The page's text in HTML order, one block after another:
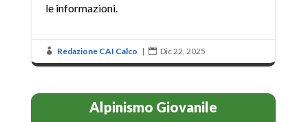
le informazioni.
 Redazione CAI Calco |  Dic 22, 2025
Alpinismo Giovanile